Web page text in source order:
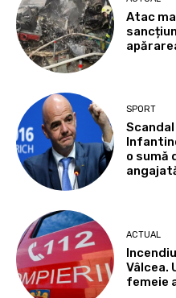
Atac
SPORT
Scandal
o sumă
ACTUAL
Vâlcea.
femeie